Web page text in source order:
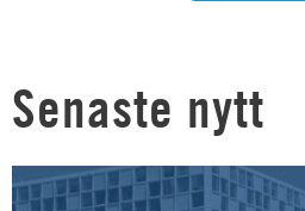
Senaste nytt